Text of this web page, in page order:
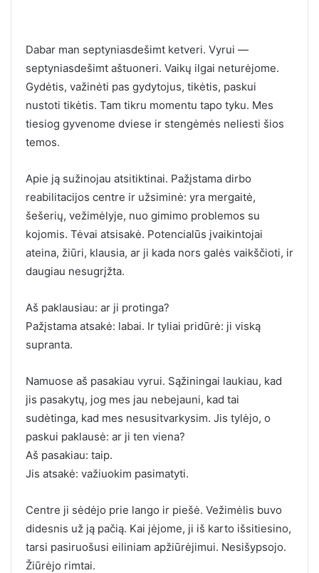
Dabar man septyniasdešimt ketveri. Vyrui —
septyniasdešimt aštuoneri. Vaikų ilgai neturėjome.
Gydėtis, važinėti pas gydytojus, tikėtis, paskui
nustoti tikėtis. Tam tikru momentu tapo tyku. Mes
tiesiog gyvenome dviese ir stengėmės neliesti šios
temos.
Apie ją sužinojau atsitiktinai. Pažįstama dirbo
reabilitacijos centre ir užsiminė: yra mergaitė,
šešerių, vežimėlyje, nuo gimimo problemos su
kojomis. Tėvai atsisakė. Potencialūs įvaikintojai
ateina, žiūri, klausia, ar ji kada nors galės vaikščioti, ir
daugiau nesugrįžta.
Aš paklausiau: ar ji protinga?
Pažįstama atsakė: labai. Ir tyliai pridūrė: ji viską
supranta.
Namuose aš pasakiau vyrui. Sąžiningai laukiau, kad
jis pasakytų, jog mes jau nebejauni, kad tai
sudėtinga, kad mes nesusitvarkysim. Jis tylėjo, o
paskui paklausė: ar ji ten viena?
Aš pasakiau: taip.
Jis atsakė: važiuokim pasimatyti.
Centre ji sėdėjo prie lango ir piešė. Vežimėlis buvo
didesnis už ją pačią. Kai įėjome, ji iš karto išsitiesino,
tarsi pasiruošusi eiliniam apžiūrėjimui. Nesišypsojo.
Žiūrėjo rimtai.